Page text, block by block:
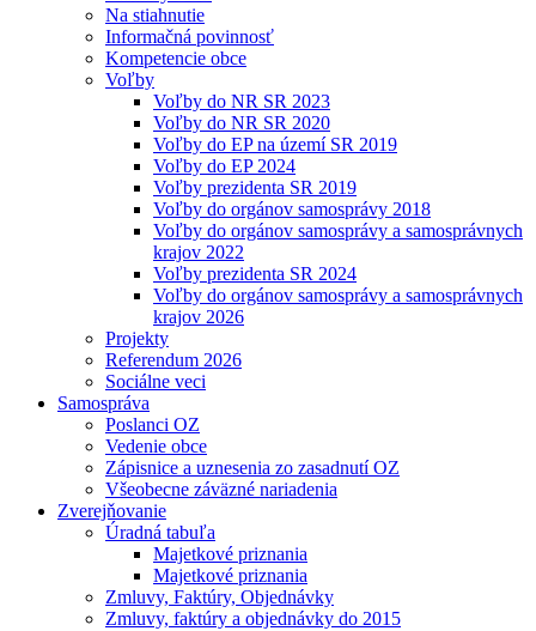
Na stiahnutie
Informačná povinnosť
Kompetencie obce
Voľby
Voľby do NR SR 2023
Voľby do NR SR 2020
Voľby do EP na území SR 2019
Voľby do EP 2024
Voľby prezidenta SR 2019
Voľby do orgánov samosprávy 2018
Voľby do orgánov samosprávy a samosprávnych
krajov 2022
Voľby prezidenta SR 2024
Voľby do orgánov samosprávy a samosprávnych
krajov 2026
Projekty
Referendum 2026
Sociálne veci
Samospráva
Poslanci OZ
Vedenie obce
Zápisnice a uznesenia zo zasadnutí OZ
Všeobecne záväzné nariadenia
Zverejňovanie
Úradná tabuľa
Majetkové priznania
Majetkové priznania
Zmluvy, Faktúry, Objednávky
Zmluvy, faktúry a objednávky do 2015